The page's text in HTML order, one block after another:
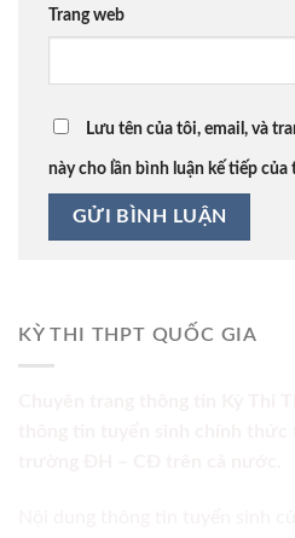
Trang web
Lưu tên của tôi, email, và
này cho lần bình luận kế tiếp của
KỲ THI THPT QUỐC GIA